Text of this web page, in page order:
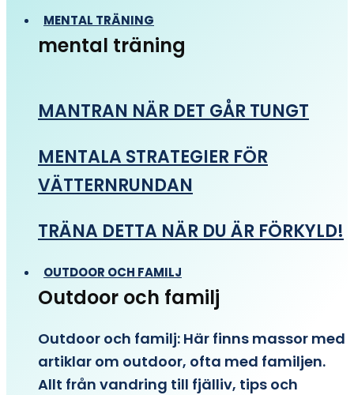
MENTAL TRÄNING
mental träning
MANTRAN NÄR DET GÅR TUNGT
MENTALA STRATEGIER FÖR
VÄTTERNRUNDAN
TRÄNA DETTA NÄR DU ÄR FÖRKYLD!
OUTDOOR OCH FAMILJ
Outdoor och familj
Outdoor och familj: Här finns massor med
artiklar om outdoor, ofta med familjen.
Allt från vandring till fjälliv, tips och